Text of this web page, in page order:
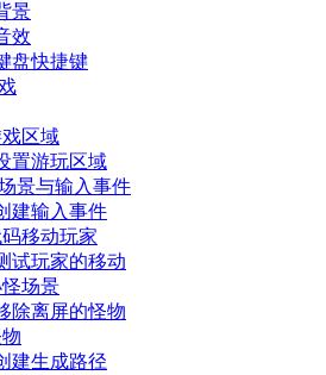
景
效
盘快捷键
区域
置游玩区域
景与输入事件
建输入事件
移动玩家
试玩家的移动
场景
除离屏的怪物
建生成路径